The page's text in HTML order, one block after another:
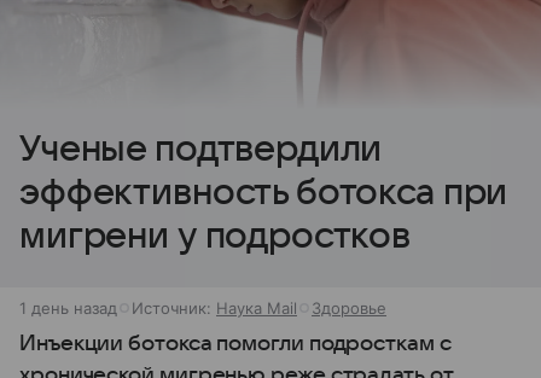
Ученые подтвердили
эффективность ботокса при
мигрени у подростков
1 день назад Источник: Наука Mail Здоровье
Инъекции ботокса помогли подросткам с